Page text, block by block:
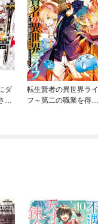
ダ
れ
転生賢者の異世界ライ
フ～第二の職業を得